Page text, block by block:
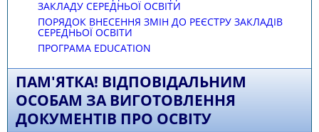
ЗАКЛАДУ СЕРЕДНЬОЇ ОСВІТИ
ПОРЯДОК ВНЕСЕННЯ ЗМІН ДО РЕЄСТРУ ЗАКЛАДІВ
СЕРЕДНЬОЇ ОСВІТИ
ПРОГРАМА EDUCATION
ПАМ'ЯТКА! ВІДПОВІДАЛЬНИМ
ОСОБАМ ЗА ВИГОТОВЛЕННЯ
ДОКУМЕНТІВ ПРО ОСВІТУ